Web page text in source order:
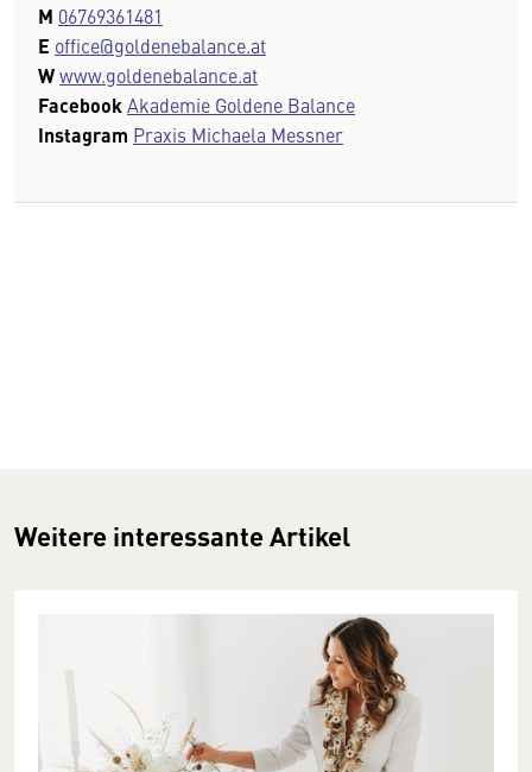
M 06769361481
E office@goldenebalance.at
Wwww.goldenebalance.at
FacebookAkademie Goldene Balance
Instagram Praxis Michaela Messner
Weitere interessante Artikel